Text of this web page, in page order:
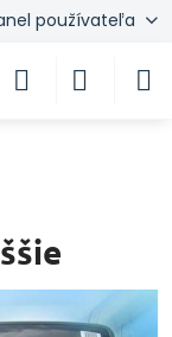
používateľa